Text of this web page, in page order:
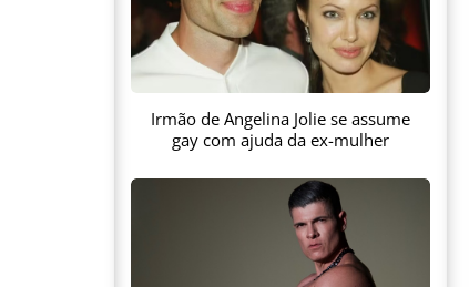
Irmão de Angelina Jolie se assume
gay com ajuda da ex-mulher